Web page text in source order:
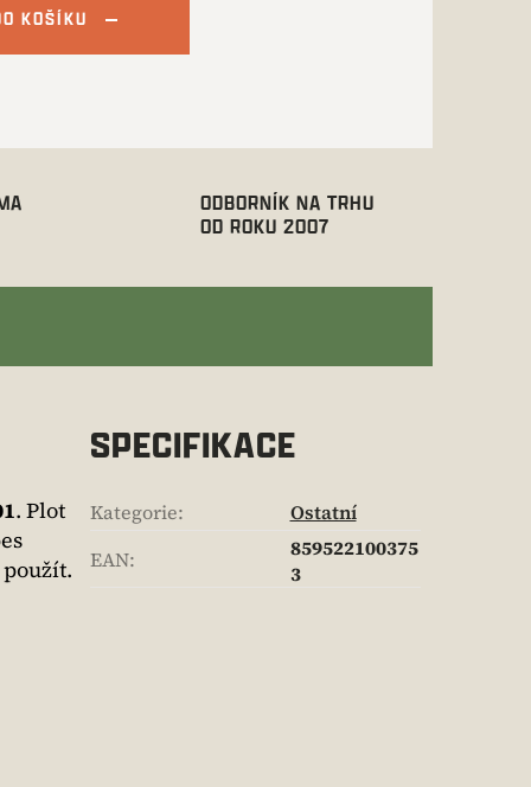
KOŠÍKU
ODBORNÍK NA TRHU
OD ROKU 2007
. Plot
SPECIFIKACE
Kategorie:
Ostatní
EAN:
859522100375
3